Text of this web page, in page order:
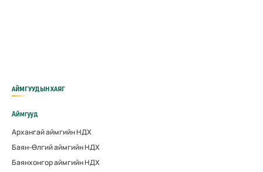
АЙМГУУДЫН ХАЯГ
Аймгууд
Архангай аймгийн НДХ
Баян-Өлгий аймгийн НДХ
Баянхонгор аймгийн НДХ